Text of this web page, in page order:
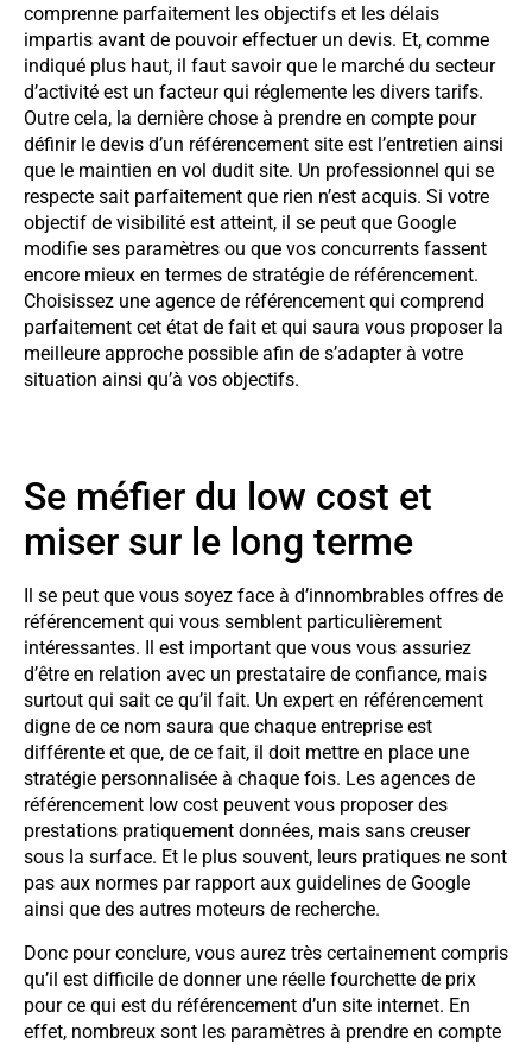
comprenne parfaitement les objectifs et les délais
impartis avant de pouvoir effectuer un devis. Et, comme
indiqué plus haut, il faut savoir que le marché du secteur
d’activité est un facteur qui réglemente les divers tarifs.
Outre cela, la dernière chose à prendre en compte pour
définir le devis d’un référencement site est l’entretien ainsi
que le maintien en vol dudit site. Un professionnel qui se
respecte sait parfaitement que rien n’est acquis. Si votre
objectif de visibilité est atteint, il se peut que Google
modifie ses paramètres ou que vos concurrents fassent
encore mieux en termes de stratégie de référencement.
Choisissez une agence de référencement qui comprend
parfaitement cet état de fait et qui saura vous proposer la
meilleure approche possible afin de s’adapter à votre
situation ainsi qu’à vos objectifs.
Se méfier du low cost et
miser sur le long terme
Il se peut que vous soyez face à d’innombrables offres de
référencement qui vous semblent particulièrement
intéressantes. Il est important que vous vous assuriez
d’être en relation avec un prestataire de confiance, mais
surtout qui sait ce qu’il fait. Un expert en référencement
digne de ce nom saura que chaque entreprise est
différente et que, de ce fait, il doit mettre en place une
stratégie personnalisée à chaque fois. Les agences de
référencement low cost peuvent vous proposer des
prestations pratiquement données, mais sans creuser
sous la surface. Et le plus souvent, leurs pratiques ne sont
pas aux normes par rapport aux guidelines de Google
ainsi que des autres moteurs de recherche.
Donc pour conclure, vous aurez très certainement compris
qu’il est difficile de donner une réelle fourchette de prix
pour ce qui est du référencement d’un site internet. En
effet, nombreux sont les paramètres à prendre en compte